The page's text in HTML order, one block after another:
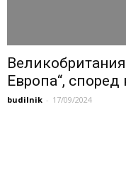
Европа“,
budilnik - 17/09/2024